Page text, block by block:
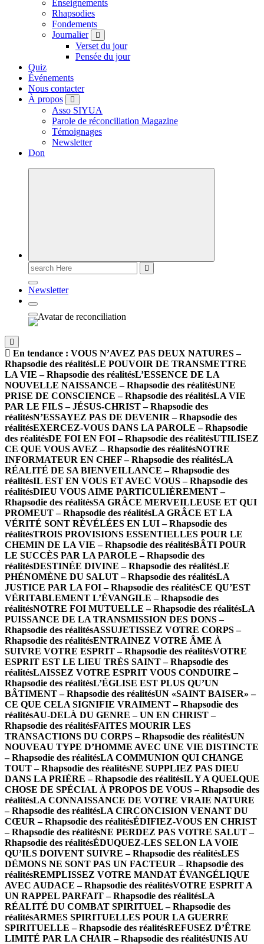
Enseignements
Rhapsodies
Fondements
Journalier
Verset du jour
Pensée du jour
Quiz
Événements
Nous contacter
À propos
Asso SIYUA
Parole de réconciliation Magazine
Témoignages
Newsletter
Don
Newsletter
En tendance : VOUS N’AVEZ PAS DEUX NATURES –
Rhapsodie des réalitésLE POUVOIR DE TRANSMETTRE
LA VIE – Rhapsodie des réalitésL’ESSENCE DE LA
NOUVELLE NAISSANCE – Rhapsodie des réalitésUNE
PRISE DE CONSCIENCE – Rhapsodie des réalitésLA VIE
PAR LE FILS – JÉSUS-CHRIST – Rhapsodie des
réalitésN’ESSAYEZ PAS DE DEVENIR – Rhapsodie des
réalitésEXERCEZ-VOUS DANS LA PAROLE – Rhapsodie
des réalitésDE FOI EN FOI – Rhapsodie des réalitésUTILISEZ
CE QUE VOUS AVEZ – Rhapsodie des réalitésNOTRE
INFORMATEUR EN CHEF – Rhapsodie des réalitésLA
RÉALITÉ DE SA BIENVEILLANCE – Rhapsodie des
réalitésIL EST EN VOUS ET AVEC VOUS – Rhapsodie des
réalitésDIEU VOUS AIME PARTICULIÈREMENT –
Rhapsodie des réalitésSA GRÂCE MERVEILLEUSE ET QUI
PROMEUT – Rhapsodie des réalitésLA GRÂCE ET LA
VÉRITÉ SONT RÉVÉLÉES EN LUI – Rhapsodie des
réalitésTROIS PROVISIONS ESSENTIELLES POUR LE
CHEMIN DE LA VIE – Rhapsodie des réalitésBÂTI POUR
LE SUCCÈS PAR LA PAROLE – Rhapsodie des
réalitésDESTINÉE DIVINE – Rhapsodie des réalitésLE
PHÉNOMÈNE DU SALUT – Rhapsodie des réalitésLA
JUSTICE PAR LA FOI – Rhapsodie des réalitésCE QU’EST
VÉRITABLEMENT L’ÉVANGILE – Rhapsodie des
réalitésNOTRE FOI MUTUELLE – Rhapsodie des réalitésLA
PUISSANCE DE LA TRANSMISSION DES DONS –
Rhapsodie des réalitésASSUJETISSEZ VOTRE CORPS –
Rhapsodie des réalitésENTRAINEZ VOTRE ÂME À
SUIVRE VOTRE ESPRIT – Rhapsodie des réalitésVOTRE
ESPRIT EST LE LIEU TRÈS SAINT – Rhapsodie des
réalitésLAISSEZ VOTRE ESPRIT VOUS CONDUIRE –
Rhapsodie des réalitésL’ÉGLISE EST PLUS QU’UN
BÂTIMENT – Rhapsodie des réalitésUN «SAINT BAISER» –
CE QUE CELA SIGNIFIE VRAIMENT – Rhapsodie des
réalitésAU-DELÀ DU GENRE – UN EN CHRIST –
Rhapsodie des réalitésFAITES MOURIR LES
TRANSACTIONS DU CORPS – Rhapsodie des réalitésUN
NOUVEAU TYPE D’HOMME AVEC UNE VIE DISTINCTE
– Rhapsodie des réalitésLA COMMUNION QUI CHANGE
TOUT – Rhapsodie des réalitésNE SUPPLIEZ PAS DIEU
DANS LA PRIÈRE – Rhapsodie des réalitésIL Y A QUELQUE
CHOSE DE SPÉCIAL À PROPOS DE VOUS – Rhapsodie des
réalitésLA CONNAISSANCE DE VOTRE VRAIE NATURE
– Rhapsodie des réalitésLA CIRCONCISION VENANT DU
CŒUR – Rhapsodie des réalitésÉDIFIEZ-VOUS EN CHRIST
– Rhapsodie des réalitésNE PERDEZ PAS VOTRE SALUT –
Rhapsodie des réalitésÉDUQUEZ-LES SELON LA VOIE
QU’ILS DOIVENT SUIVRE – Rhapsodie des réalitésLES
DÉMONS NE SONT PAS UN FACTEUR – Rhapsodie des
réalitésREMPLISSEZ VOTRE MANDAT ÉVANGÉLIQUE
AVEC AUDACE – Rhapsodie des réalitésVOTRE ESPRIT A
UN RAPPEL PARFAIT – Rhapsodie des réalitésLA
RÉALITÉ DU COMBAT SPIRITUEL – Rhapsodie des
réalitésARMES SPIRITUELLES POUR LA GUERRE
SPIRITUELLE – Rhapsodie des réalitésREFUSEZ D’ÊTRE
LIMITÉ PAR LA CHAIR – Rhapsodie des réalitésUNIS AU